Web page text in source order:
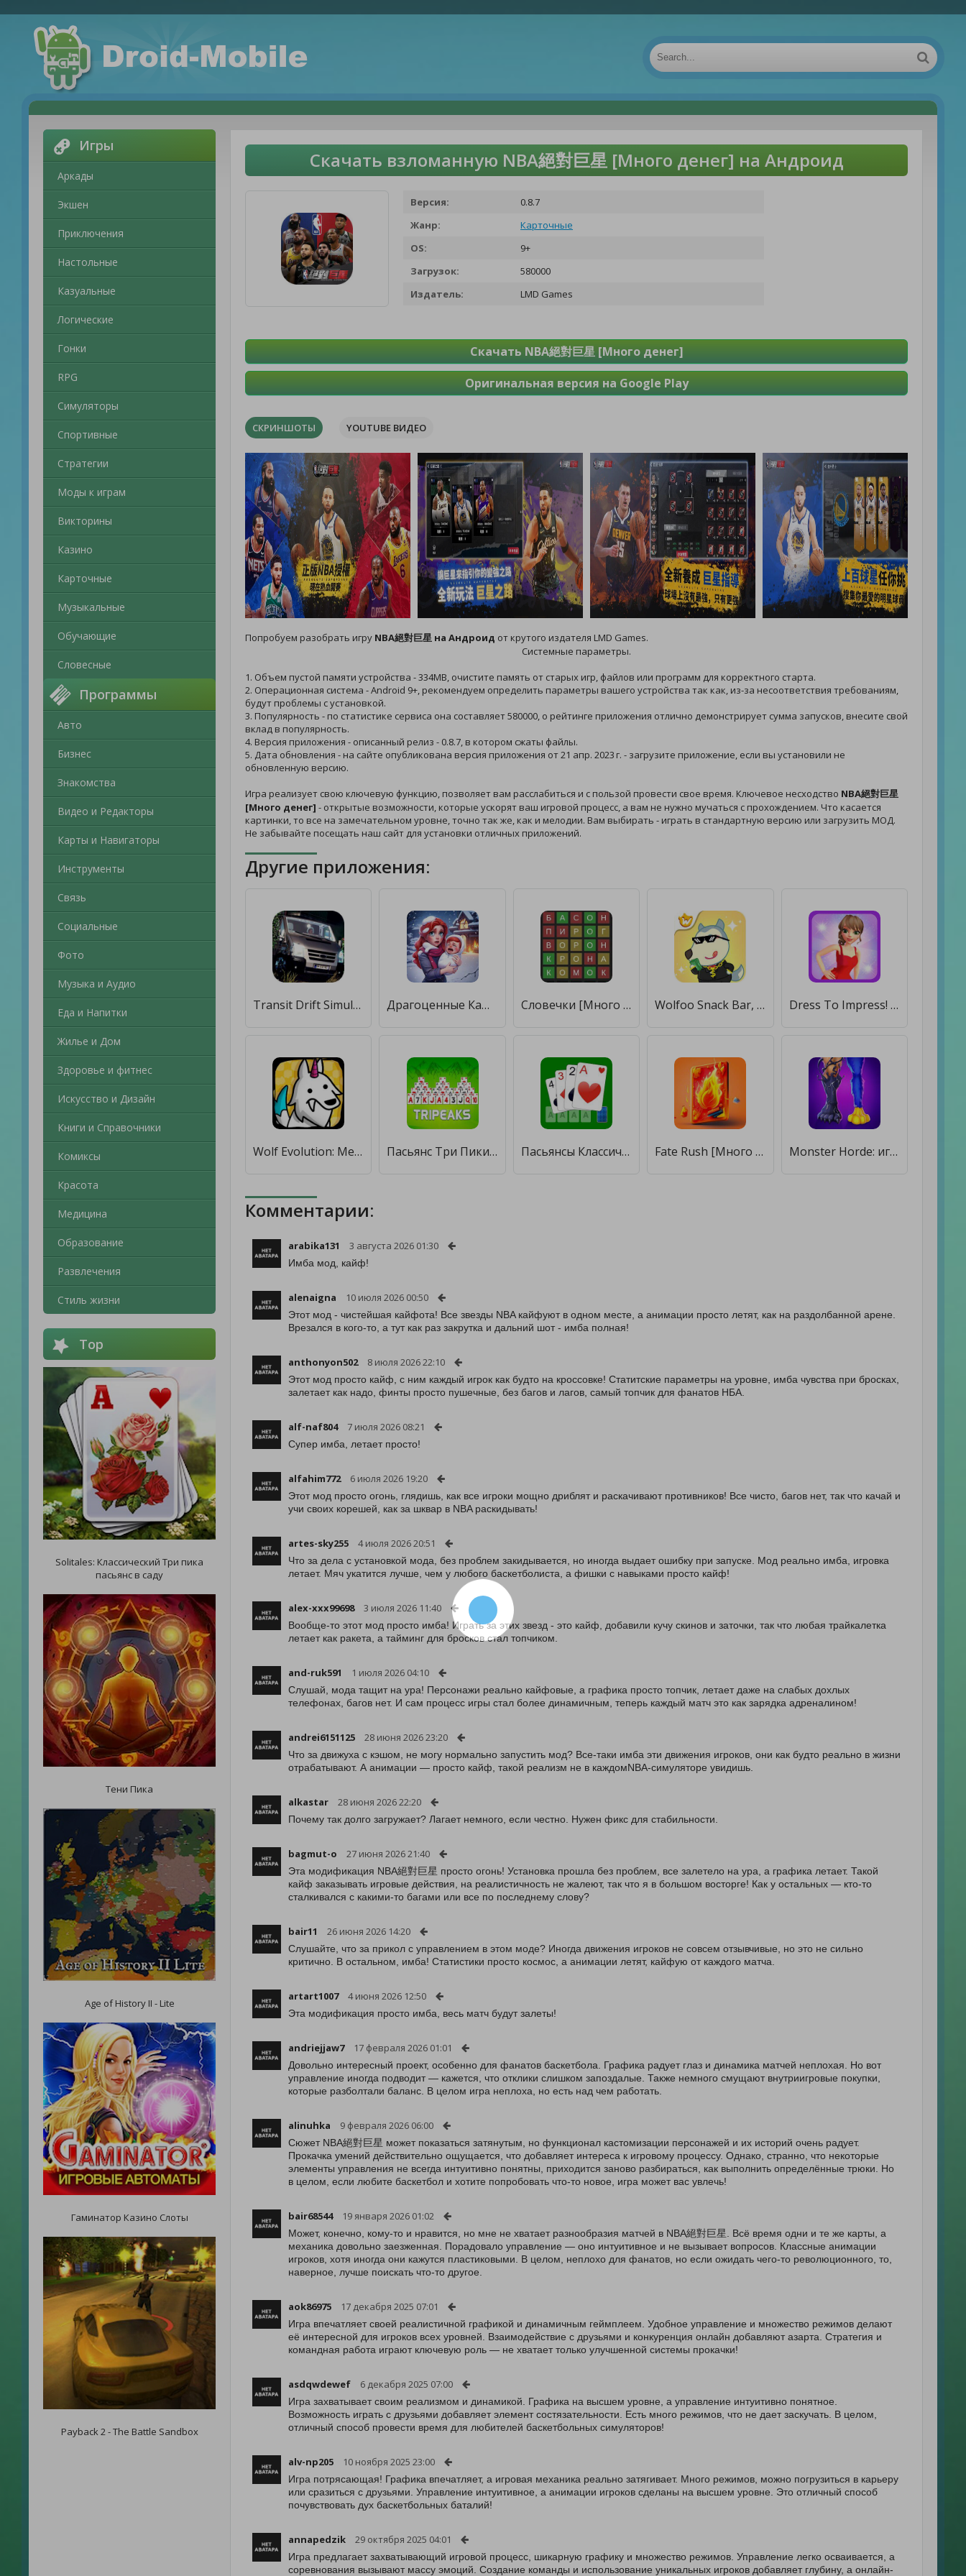
Игры
Аркады
Экшен
Приключения
Настольные
Казуальные
Логические
Гонки
RPG
Симуляторы
Спортивные
Стратегии
Моды к играм
Викторины
Казино
Карточные
Музыкальные
Обучающие
Словесные
Программы
Авто
Бизнес
Знакомства
Видео и Редакторы
Карты и Навигаторы
Инструменты
Связь
Социальные
Фото
Музыка и Аудио
Еда и Напитки
Жилье и Дом
Здоровье и фитнес
Искусство и Дизайн
Книги и Справочники
Комиксы
Красота
Медицина
Образование
Развлечения
Стиль жизни
Top
Solitales: Классический Три пика
пасьянс в саду
Тени Пика
Age of History II - Lite
Гаминатор Казино Слоты
Payback 2 - The Battle Sandbox
Скачать взломанную NBA絕對巨星 [Много денег] на Андроид
Версия:
0.8.7
Жанр:
Карточные
OS:
9+
Загрузок:
580000
Издатель:
LMD Games
Скачать NBA絕對巨星 [Много денег]
Оригинальная версия на Google Play
СКРИНШОТЫ YOUTUBE ВИДЕО
Попробуем разобрать игру NBA絕對巨星 на Андроид от крутого издателя LMD Games.
Системные параметры.
1. Объем пустой памяти устройства - 334MB, очистите память от старых игр, файлов или программ для корректного старта.
2. Операционная система - Android 9+, рекомендуем определить параметры вашего устройства так как, из-за несоответствия требованиям,
будут проблемы с установкой.
3. Популярность - по статистике сервиса она составляет 580000, о рейтинге приложения отлично демонстрирует сумма запусков, внесите свой
вклад в популярность.
4. Версия приложения - описанный релиз - 0.8.7, в котором сжаты файлы.
5. Дата обновления - на сайте опубликована версия приложения от 21 апр. 2023 г. - загрузите приложение, если вы установили не
обновленную версию.
Игра реализует свою ключевую функцию, позволяет вам расслабиться и с пользой провести свое время. Ключевое несходство NBA絕對巨星
[Много денег] - открытые возможности, которые ускорят ваш игровой процесс, а вам не нужно мучаться с прохождением. Что касается
картинки, то все на замечательном уровне, точно так же, как и мелодии. Вам выбирать - играть в стандартную версию или загрузить МОД.
Не забывайте посещать наш сайт для установки отличных приложений.
Другие приложения:
Transit Drift Simulator [Много денег] Драгоценные Камни Три в Ряд [Много денег] Словечки [Много денег] Wolfoo Snack Bar, Restaurant [Много денег] Dress To Impress! [Много денег]
Wolf Evolution: Merge Wild Dog [Много денег] Пасьянс Три Пики [Много денег] Пасьянсы Классическая Эра Игры [Много денег] Fate Rush [Много денег] Monster Horde: игра в прятки [Много денег]
Комментарии:
arabika131 3 августа 2026 01:30
Имба мод, кайф!
alenaigna 10 июля 2026 00:50
Этот мод - чистейшая кайфота! Все звезды NBA кайфуют в одном месте, а анимации просто летят, как на раздолбанной арене.
Врезался в кого-то, а тут как раз закрутка и дальний шот - имба полная!
anthonyon502 8 июля 2026 22:10
Этот мод просто кайф, с ним каждый игрок как будто на кроссовке! Статитские параметры на уровне, имба чувства при бросках,
залетает как надо, финты просто пушечные, без багов и лагов, самый топчик для фанатов НБА.
alf-naf804 7 июля 2026 08:21
Супер имба, летает просто!
alfahim772 6 июля 2026 19:20
Этот мод просто огонь, глядишь, как все игроки мощно дриблят и раскачивают противников! Все чисто, багов нет, так что качай и
учи своих корешей, как за шквар в NBA раскидывать!
artes-sky255 4 июля 2026 20:51
Что за дела с установкой мода, без проблем закидывается, но иногда выдает ошибку при запуске. Мод реально имба, игровка
летает. Мяч укатится лучше, чем у любого баскетболиста, а фишки с навыками просто кайф!
alex-xxx99698 3 июля 2026 11:40
Вообще-то этот мод просто имба! Играть за этих звезд - это кайф, добавили кучу скинов и заточки, так что любая трайкалетка
летает как ракета, а тайминг для бросков стал топчиком.
and-ruk591 1 июля 2026 04:10
Слушай, мода тащит на ура! Персонажи реально кайфовые, а графика просто топчик, летает даже на слабых дохлых
телефонах, багов нет. И сам процесс игры стал более динамичным, теперь каждый матч это как зарядка адреналином!
andrei6151125 28 июня 2026 23:20
Что за движуха с кэшом, не могу нормально запустить мод? Все-таки имба эти движения игроков, они как будто реально в жизни
отрабатывают. А анимации — просто кайф, такой реализм не в каждомNBA-симуляторе увидишь.
alkastar 28 июня 2026 22:20
Почему так долго загружает? Лагает немного, если честно. Нужен фикс для стабильности.
bagmut-o 27 июня 2026 21:40
Эта модификация NBA絕對巨星 просто огонь! Установка прошла без проблем, все залетело на ура, а графика летает. Такой
кайф заказывать игровые действия, на реалистичность не жалеют, так что я в большом восторге! Как у остальных — кто-то
сталкивался с какими-то багами или все по последнему слову?
bair11 26 июня 2026 14:20
Слушайте, что за прикол с управлением в этом моде? Иногда движения игроков не совсем отзывчивые, но это не сильно
критично. В остальном, имба! Статистики просто космос, а анимации летят, кайфую от каждого матча.
artart1007 4 июня 2026 12:50
Эта модификация просто имба, весь матч будут залеты!
andriejjaw7 17 февраля 2026 01:01
Довольно интересный проект, особенно для фанатов баскетбола. Графика радует глаз и динамика матчей неплохая. Но вот
управление иногда подводит — кажется, что отклики слишком запоздалые. Также немного смущают внутриигровые покупки,
которые разболтали баланс. В целом игра неплоха, но есть над чем работать.
alinuhka 9 февраля 2026 06:00
Сюжет NBA絕對巨星 может показаться затянутым, но функционал кастомизации персонажей и их историй очень радует.
Прокачка умений действительно ощущается, что добавляет интереса к игровому процессу. Однако, странно, что некоторые
элементы управления не всегда интуитивно понятны, приходится заново разбираться, как выполнить определённые трюки. Но
в целом, если любите баскетбол и хотите попробовать что-то новое, игра может вас увлечь!
bair68544 19 января 2026 01:02
Может, конечно, кому-то и нравится, но мне не хватает разнообразия матчей в NBA絕對巨星. Всё время одни и те же карты, а
механика довольно заезженная. Порадовало управление — оно интуитивное и не вызывает вопросов. Классные анимации
игроков, хотя иногда они кажутся пластиковыми. В целом, неплохо для фанатов, но если ожидать чего-то революционного, то,
наверное, лучше поискать что-то другое.
aok86975 17 декабря 2025 07:01
Игра впечатляет своей реалистичной графикой и динамичным геймплеем. Удобное управление и множество режимов делают
её интересной для игроков всех уровней. Взаимодействие с друзьями и конкуренция онлайн добавляют азарта. Стратегия и
командная работа играют ключевую роль — не хватает только улучшенной системы прокачки!
asdqwdewef 6 декабря 2025 07:00
Игра захватывает своим реализмом и динамикой. Графика на высшем уровне, а управление интуитивно понятное.
Возможность играть с друзьями добавляет элемент состязательности. Есть много режимов, что не дает заскучать. В целом,
отличный способ провести время для любителей баскетбольных симуляторов!
alv-np205 10 ноября 2025 23:00
Игра потрясающая! Графика впечатляет, а игровая механика реально затягивает. Много режимов, можно погрузиться в карьеру
или сразиться с друзьями. Управление интуитивное, а анимации игроков сделаны на высшем уровне. Это отличный способ
почувствовать дух баскетбольных баталий!
annapedzik 29 октября 2025 04:01
Игра предлагает захватывающий игровой процесс, шикарную графику и множество режимов. Управление легко осваивается, а
соревнования вызывают массу эмоций. Создание команды и использование уникальных игроков добавляет глубину, а онлайн-